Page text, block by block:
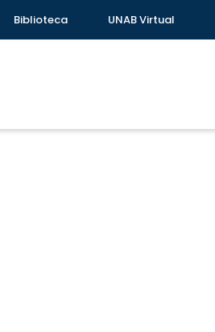
Biblioteca UNAB Virtual